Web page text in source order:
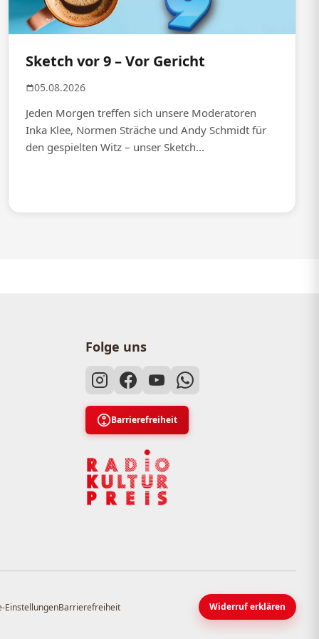
Sketch vor 9 – Vor Gericht
05.08.2026
Jeden Morgen treffen sich unsere Moderatoren
Inka Klee, Normen Sträche und Andy Schmidt für
den gespielten Witz – unser Sketch...
Folge uns
Barrierefreiheit
EinstellungenBarrierefreiheit Widerruf erklären